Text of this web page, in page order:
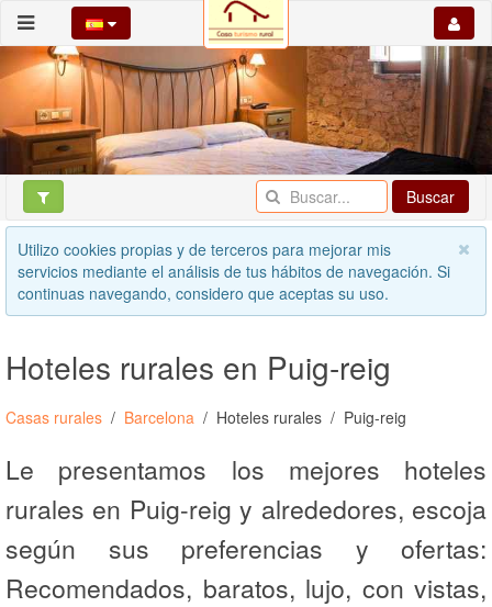
Buscar
Utilizo cookies propias y de terceros para mejorar mis
servicios mediante el análisis de tus hábitos de navegación. Si
continuas navegando, considero que aceptas su uso.
Hoteles rurales en Puig-reig
Casas rurales Barcelona Hoteles rurales Puig-reig
Le presentamos los mejores hoteles
rurales en Puig-reig y alrededores, escoja
según sus preferencias y ofertas:
Recomendados, baratos, lujo, con vistas,